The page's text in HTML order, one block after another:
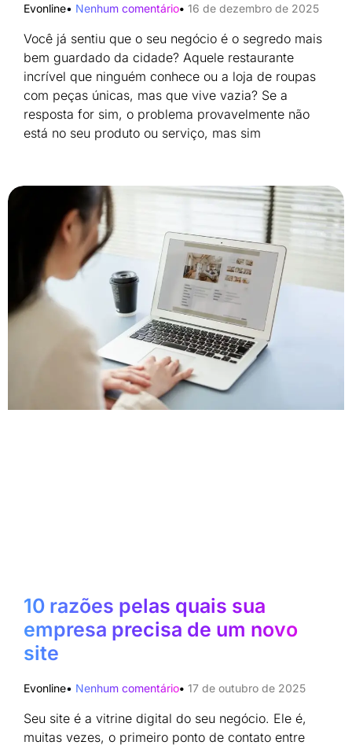
Evonline 16 de dezembro de 2025
Nenhum comentário
Você já sentiu que o seu negócio é o segredo mais
bem guardado da cidade? Aquele restaurante
incrível que ninguém conhece ou a loja de roupas
com peças únicas, mas que vive vazia? Se a
resposta for sim, o problema provavelmente não
está no seu produto ou serviço, mas sim
10 razões pelas quais sua
empresa precisa de um novo
site
Evonline 17 de outubro de 2025
Nenhum comentário
Seu site é a vitrine digital do seu negócio. Ele é,
muitas vezes, o primeiro ponto de contato entre